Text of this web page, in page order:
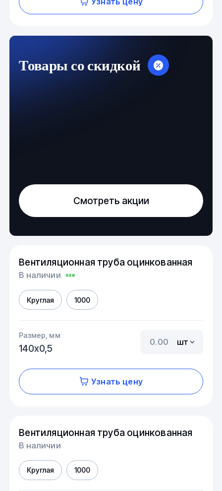
Товары со скидкой
Смотреть акции
Вентиляционная труба оцинкованная
В наличии
Круглая 1000
Размер, мм
140х0,5
шт
Узнать цену
Вентиляционная труба оцинкованная
В наличии
Круглая 1000